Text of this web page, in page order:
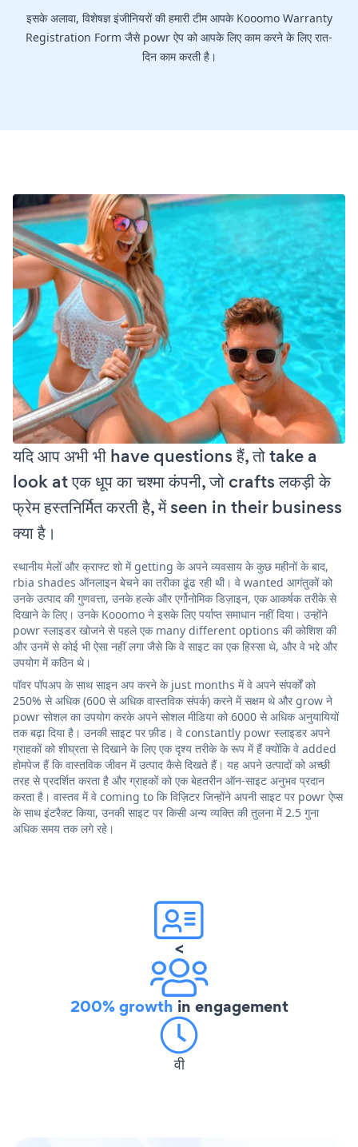
इसके अलावा, विशेषज्ञ इंजीनियरों की हमारी टीम आपके Kooomo Warranty
Registration Form जैसे powr ऐप को आपके लिए काम करने के लिए रात-
दिन काम करती है।
यदि आप अभी भी have questions हैं, तो take a
look at एक धूप का चश्मा कंपनी, जो crafts लकड़ी के
फ्रेम हस्तनिर्मित करती है, में seen in their business
क्या है।
स्थानीय मेलों और क्राफ्ट शो में getting के अपने व्यवसाय के कुछ महीनों के बाद,
rbia shades ऑनलाइन बेचने का तरीका ढूंढ रही थी। वे wanted आगंतुकों को
उनके उत्पाद की गुणवत्ता, उनके हल्के और एर्गोनोमिक डिज़ाइन, एक आकर्षक तरीके से
दिखाने के लिए। उनके Kooomo ने इसके लिए पर्याप्त समाधान नहीं दिया। उन्होंने
powr स्लाइडर खोजने से पहले एक many different options की कोशिश की
और उनमें से कोई भी ऐसा नहीं लगा जैसे कि वे साइट का एक हिस्सा थे, और वे भद्दे और
उपयोग में कठिन थे।
पॉवर पॉपअप के साथ साइन अप करने के just months में वे अपने संपर्कों को
250% से अधिक (600 से अधिक वास्तविक संपर्क) करने में सक्षम थे और grow ने
powr सोशल का उपयोग करके अपने सोशल मीडिया को 6000 से अधिक अनुयायियों
तक बढ़ा दिया है। उनकी साइट पर फ़ीड। वे constantly powr स्लाइडर अपने
ग्राहकों को शीघ्रता से दिखाने के लिए एक दृश्य तरीके के रूप में हैं क्योंकि वे added
होमपेज हैं कि वास्तविक जीवन में उत्पाद कैसे दिखते हैं। यह अपने उत्पादों को अच्छी
तरह से प्रदर्शित करता है और ग्राहकों को एक बेहतरीन ऑन-साइट अनुभव प्रदान
करता है। वास्तव में वे coming to कि विज़िटर जिन्होंने अपनी साइट पर powr ऐप्स
के साथ इंटरैक्ट किया, उनकी साइट पर किसी अन्य व्यक्ति की तुलना में 2.5 गुना
अधिक समय तक लगे रहे।
<
200% growth in engagement
वी